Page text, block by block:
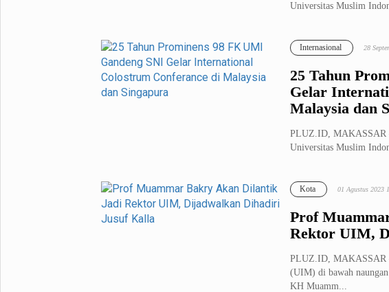
Universitas Muslim
25 Tahun
Gelar
Malaysia dan
Internasional 28
PLUZ.ID, MAKASSAR
Universitas Muslim
Prof
Rektor UIM,
Kota 01 Agustus 2023
PLUZ.ID, MAKASSAR
(UIM) di bawah
KH Muamm...